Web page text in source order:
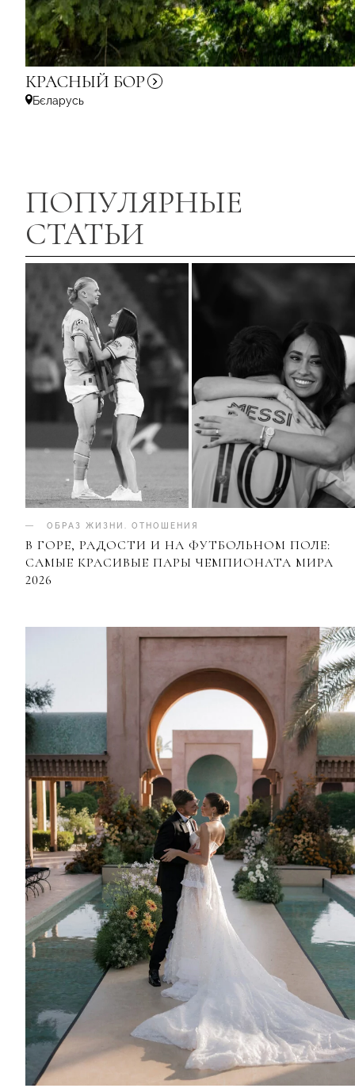
КРАСНЫЙ БОР
Бєларусь
ПОПУЛЯРНЫЕ
СТАТЬИ
ОБРАЗ ЖИЗНИ ОТНОШЕНИЯ
В ГОРЕ, РАДОСТИ И НА ФУТБОЛЬНОМ ПОЛЕ:
САМЫЕ КРАСИВЫЕ ПАРЫ ЧЕМПИОНАТА МИРА
2026